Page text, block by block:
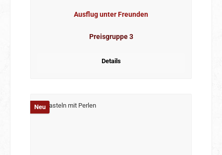
Ausflug unter Freunden
Preisgruppe 3
Details
Neu